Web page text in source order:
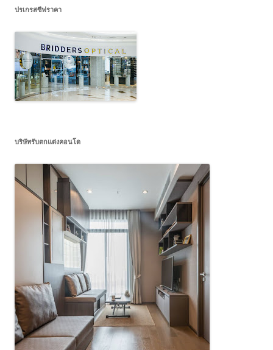
ปรเกรสซีฟราคา
บริษัทรับตกแต่งคอนโด